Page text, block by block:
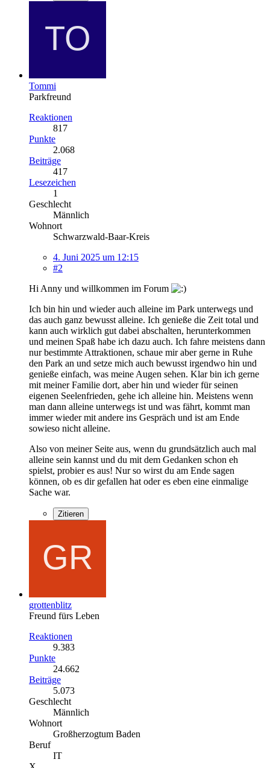
Tommi
Parkfreund
Reaktionen
817
Punkte
2.068
Beiträge
417
Lesezeichen
1
Geschlecht
Männlich
Wohnort
Schwarzwald-Baar-Kreis
4. Juni 2025 um 12:15
#2
Hi Anny und willkommen im Forum
Ich bin hin und wieder auch alleine im Park unterwegs und
das auch ganz bewusst alleine. Ich genieße die Zeit total und
kann auch wirklich gut dabei abschalten, herunterkommen
und meinen Spaß habe ich dazu auch. Ich fahre meistens dann
nur bestimmte Attraktionen, schaue mir aber gerne in Ruhe
den Park an und setze mich auch bewusst irgendwo hin und
genieße einfach, was meine Augen sehen. Klar bin ich gerne
mit meiner Familie dort, aber hin und wieder für seinen
eigenen Seelenfrieden, gehe ich alleine hin. Meistens wenn
man dann alleine unterwegs ist und was fährt, kommt man
immer wieder mit andere ins Gespräch und ist am Ende
sowieso nicht alleine.
Also von meiner Seite aus, wenn du grundsätzlich auch mal
alleine sein kannst und du mit dem Gedanken schon eh
spielst, probier es aus! Nur so wirst du am Ende sagen
können, ob es dir gefallen hat oder es eben eine einmalige
Sache war.
Zitieren
grottenblitz
Freund fürs Leben
Reaktionen
9.383
Punkte
24.662
Beiträge
5.073
Geschlecht
Männlich
Wohnort
Großherzogtum Baden
Beruf
IT